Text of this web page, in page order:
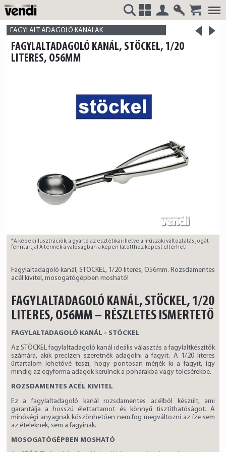
VENDI +
FAGYLALT ADAGOLÓ KANALAK
<
>
FAGYLALTADAGOLÓ KANÁL, STÖCKEL, 1/20
LITERES, O56MM
*A képek illusztrációk, a gyártó az esztétikai illetve a műszaki változtatás jogát
fenntartja! A termék a valóságban a képen látotthoz képest eltérhet!
Fagylaltadagoló kanál, STÖCKEL, 1/20 literes, O56mm. Rozsdamentes
acél kivitel, mosogatógépben mosható!
FAGYLALTADAGOLÓ KANÁL, STÖCKEL, 1/20
LITERES, O56MM – RÉSZLETES ISMERTETŐ
FAGYLALTADAGOLÓ KANÁL - STÖCKEL
Az STÖCKEL fagylaltadagoló kanál ideális választás a fagylaltkészítők
számára, akik precízen szeretnék adagolni a fagyit. A 1/20 literes
űrtartalom lehetővé teszi, hogy pontosan mérjék ki a fagyit, így
mindig az egyforma adagok kerülnek a poharakba vagy tölcsérekbe.
ROZSDAMENTES ACÉL KIVITEL
Ez a fagylaltadagoló kanál rozsdamentes acélból készült, ami
garantálja a hosszú élettartamot és könnyű tisztíthatóságot. A
minőségi anyagnak köszönhetően nem fog megváltozni az íze sem
az ételeknek, sem a fagyinak.
MOSOGATÓGÉPBEN MOSHATÓ